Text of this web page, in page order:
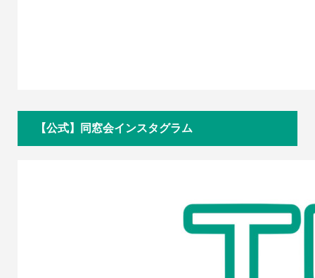
【公式】同窓会インスタグラム